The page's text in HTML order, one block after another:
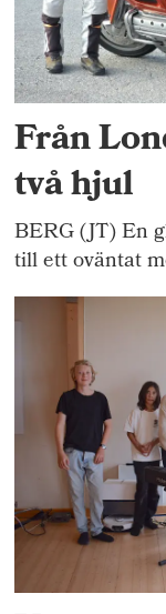
Från
två hjul
BERG (JT) En
till ett oväntat